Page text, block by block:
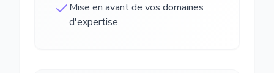
Mise en avant de vos domaines
d'expertise